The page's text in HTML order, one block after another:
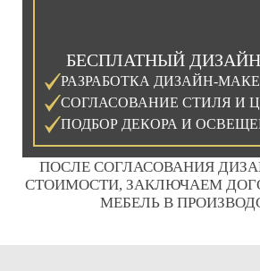
БЕСПЛАТНЫЙ
РАЗРАБОТКА ДИЗАЙН-
СОГЛАСОВАНИЕ СТИЛЯ И
ПОДБОР ДЕКОРА И
ПОСЛЕ СОГЛАСОВАНИЯ
СТОИМОСТИ, ЗАКЛЮЧАЕМ
МЕБЕЛЬ В